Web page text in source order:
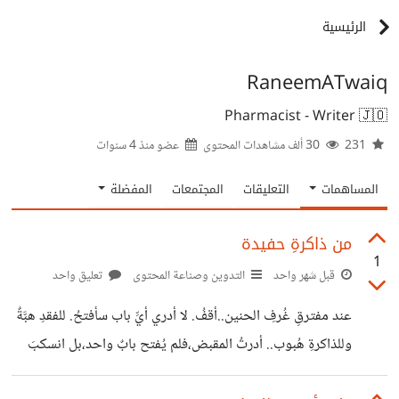
الرئيسية
RaneemATwaiq
Pharmacist - Writer 🇯🇴
عضو منذ4 سنوات
المساهمات التعليقات المجتمعات المفضلة
1
من ذاكرةِ حفيدة
قبل شهر واحد التدوين وصناعة المحتوى تعليق واحد
عند مفترقِ غُرفِ الحنين..أقفُ. لا أدري أيِّ باب سأفتحُ. للفقدِ هبَّةٌ
وللذاكرةِ هُبوب.. أدرتُ المقبض،فلم يُفتح بابٌ واحد،بل انسكبَ
العمرُ دفعةً واحدةً. رأيتُ طفلةً شغوفةً بالعلمِ والتعلُّمِ، تحبُّ